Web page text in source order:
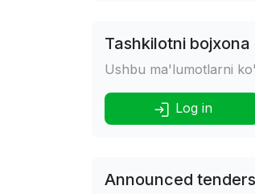
Tashkilotni
Ushbu ma'lumotlarni
Log in
Announced tenders